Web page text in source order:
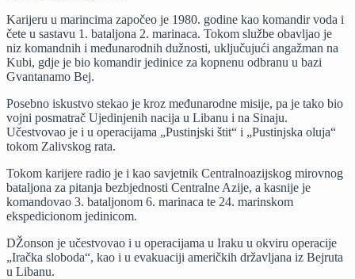
Karijeru u marincima započeo je 1980. godine kao komandir voda i
čete u sastavu 1. bataljona 2. marinaca. Tokom službe obavljao je
niz komandnih i međunarodnih dužnosti, uključujući angažman na
Kubi, gdje je bio komandir jedinice za kopnenu odbranu u bazi
Gvantanamo Bej.
Posebno iskustvo stekao je kroz međunarodne misije, pa je tako bio
vojni posmatrač Ujedinjenih nacija u Libanu i na Sinaju.
Učestvovao je i u operacijama „Pustinjski štit“ i „Pustinjska oluja“
tokom Zalivskog rata.
Tokom karijere radio je i kao savjetnik Centralnoazijskog mirovnog
bataljona za pitanja bezbjednosti Centralne Azije, a kasnije je
komandovao 3. bataljonom 6. marinaca te 24. marinskom
ekspedicionom jedinicom.
DŽonson je učestvovao i u operacijama u Iraku u okviru operacije
„Iračka sloboda“, kao i u evakuaciji američkih državljana iz Bejruta
u Libanu.